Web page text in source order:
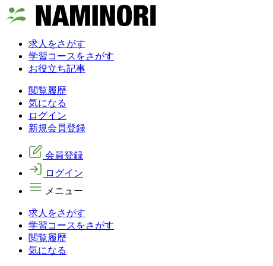
求人をさがす
学習コースをさがす
お役立ち記事
閲覧履歴
気になる
ログイン
新規会員登録
会員登録
ログイン
メニュー
求人をさがす
学習コースをさがす
閲覧履歴
気になる